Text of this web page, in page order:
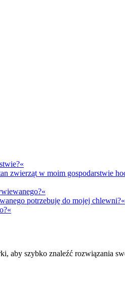
zwierząt w moim gospodarstwie
potrzebuję do mojej chlewni?«
aby szybko znaleźć rozwiązania